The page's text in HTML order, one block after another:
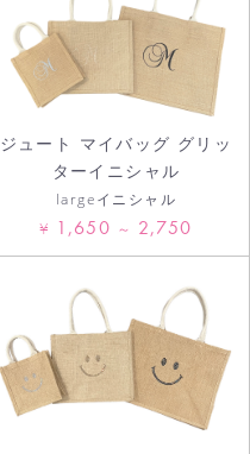
ジュート マイバッグ グリッ
ターイニシャル
largeイニシャル
¥ 1,650 ～ 2,750